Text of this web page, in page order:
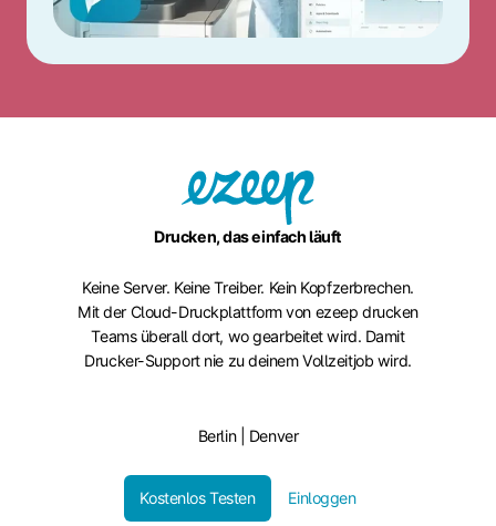
Drucken, das einfach läuft
Keine Server. Keine Treiber. Kein Kopfzerbrechen.
Mit der Cloud-Druckplattform von ezeep drucken
Teams überall dort, wo gearbeitet wird. Damit
Drucker-Support nie zu deinem Vollzeitjob wird.
Berlin | Denver
Kostenlos Testen Einloggen